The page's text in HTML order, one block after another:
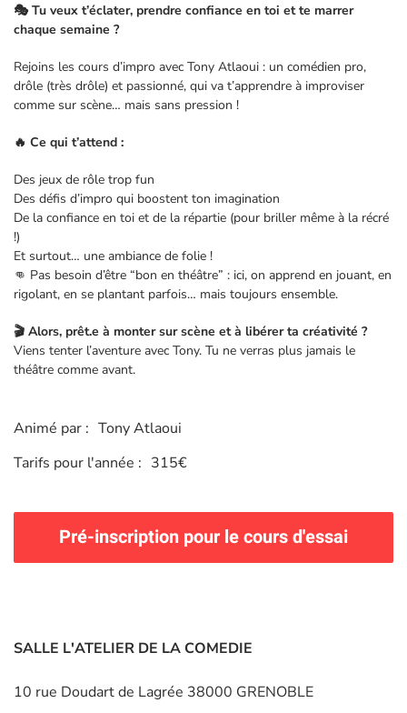
🎭 Tu veux t’éclater, prendre confiance en toi et te marrer
chaque semaine ?
Rejoins les cours d’impro avec Tony Atlaoui : un comédien pro,
drôle (très drôle) et passionné, qui va t’apprendre à improviser
comme sur scène… mais sans pression !
🔥 Ce qui t’attend :
Des jeux de rôle trop fun
Des défis d’impro qui boostent ton imagination
De la confiance en toi et de la répartie (pour briller même à la récré
!)
Et surtout… une ambiance de folie !
👊 Pas besoin d’être “bon en théâtre” : ici, on apprend en jouant, en
rigolant, en se plantant parfois… mais toujours ensemble.
🎬 Alors, prêt.e à monter sur scène et à libérer ta créativité ?
Viens tenter l’aventure avec Tony. Tu ne verras plus jamais le
théâtre comme avant.
Animé par : Tony Atlaoui
Tarifs pour l'année : 315€
Pré-inscription pour le cours d'essai
SALLE L'ATELIER DE LA COMEDIE
10 rue Doudart de Lagrée 38000 GRENOBLE